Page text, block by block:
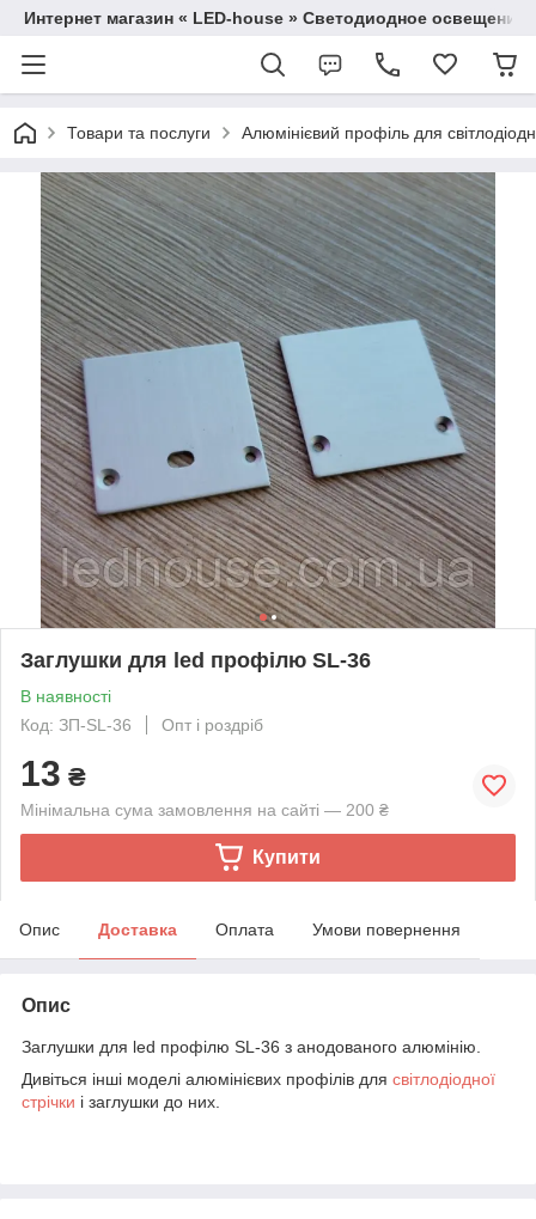
Интернет магазин « LED-house » Светодиодное освещение
Товари та послуги Алюмінієвий профіль для
Заглушки для led профілю SL-36
В наявності
Код: ЗП-SL-36
Опт і роздріб
13 ₴
Мінімальна сума замовлення на сайті — 200 ₴
Купити
Опис Доставка Оплата Умови повернення
Опис
Заглушки для led профілю SL-36 з анодованого алюмінію.
Дивіться інші моделі алюмінієвих профілів для світлодіодної
стрічки і заглушки до них.